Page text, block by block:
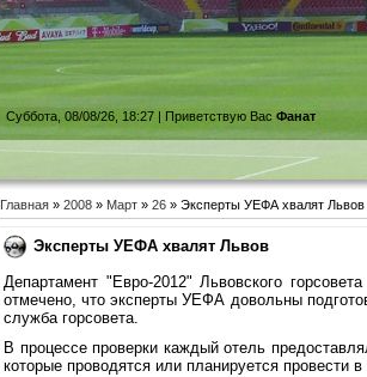
Суббота, 08/08/26, 18:27 | Приветствую Вас Фанат
Главная » 2008 » Март » 26 » Эксперты УЕФА хвалят Львов
Эксперты УЕФА хвалят Львов
Департамент "Евро-2012" Львовского
отмечено, что эксперты УЕФА довольны
служба горсовета.
В процессе проверки каждый отель
которые проводятся или планируется провести в